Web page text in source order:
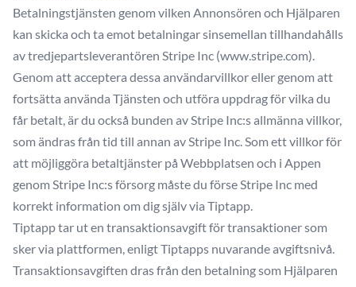
Betalningstjänsten genom vilken Annonsören och Hjälparen
kan skicka och ta emot betalningar sinsemellan tillhandahålls
av tredjepartsleverantören Stripe Inc (www.stripe.com).
Genom att acceptera dessa användarvillkor eller genom att
fortsätta använda Tjänsten och utföra uppdrag för vilka du
får betalt, är du också bunden av Stripe Inc:s allmänna villkor,
som ändras från tid till annan av Stripe Inc. Som ett villkor för
att möjliggöra betaltjänster på Webbplatsen och i Appen
genom Stripe Inc:s försorg måste du förse Stripe Inc med
korrekt information om dig själv via Tiptapp.
Tiptapp tar ut en transaktionsavgift för transaktioner som
sker via plattformen, enligt Tiptapps nuvarande avgiftsnivå.
Transaktionsavgiften dras från den betalning som Hjälparen